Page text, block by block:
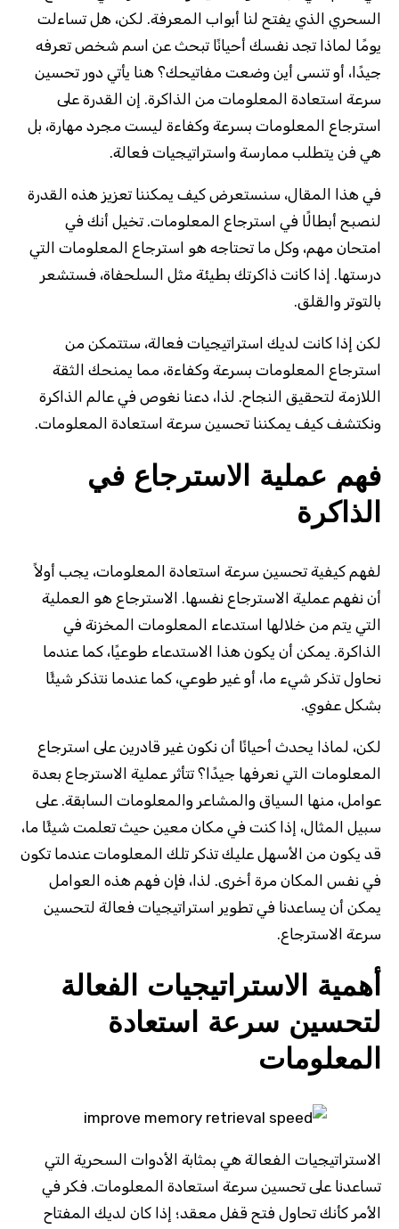
السحري الذي يفتح لنا أبواب المعرفة. لكن، هل تساءلت
يومًا لماذا تجد نفسك أحيانًا تبحث عن اسم شخص تعرفه
جيدًا، أو تنسى أين وضعت مفاتيحك؟ هنا يأتي دور تحسين
سرعة استعادة المعلومات من الذاكرة. إن القدرة على
استرجاع المعلومات بسرعة وكفاءة ليست مجرد مهارة، بل
هي فن يتطلب ممارسة واستراتيجيات فعالة.
في هذا المقال، سنستعرض كيف يمكننا تعزيز هذه القدرة
لنصبح أبطالًا في استرجاع المعلومات. تخيل أنك في
امتحان مهم، وكل ما تحتاجه هو استرجاع المعلومات التي
درستها. إذا كانت ذاكرتك بطيئة مثل السلحفاة، فستشعر
بالتوتر والقلق.
لكن إذا كانت لديك استراتيجيات فعالة، ستتمكن من
استرجاع المعلومات بسرعة وكفاءة، مما يمنحك الثقة
اللازمة لتحقيق النجاح. لذا، دعنا نغوص في عالم الذاكرة
ونكتشف كيف يمكننا تحسين سرعة استعادة المعلومات.
فهم عملية الاسترجاع في
الذاكرة
لفهم كيفية تحسين سرعة استعادة المعلومات، يجب أولاً
أن نفهم عملية الاسترجاع نفسها. الاسترجاع هو العملية
التي يتم من خلالها استدعاء المعلومات المخزنة في
الذاكرة. يمكن أن يكون هذا الاستدعاء طوعيًا، كما عندما
نحاول تذكر شيء ما، أو غير طوعي، كما عندما نتذكر شيئًا
بشكل عفوي.
لكن، لماذا يحدث أحيانًا أن نكون غير قادرين على استرجاع
المعلومات التي نعرفها جيدًا؟ تتأثر عملية الاسترجاع بعدة
عوامل، منها السياق والمشاعر والمعلومات السابقة. على
سبيل المثال، إذا كنت في مكان معين حيث تعلمت شيئًا ما،
قد يكون من الأسهل عليك تذكر تلك المعلومات عندما تكون
في نفس المكان مرة أخرى. لذا، فإن فهم هذه العوامل
يمكن أن يساعدنا في تطوير استراتيجيات فعالة لتحسين
سرعة الاسترجاع.
أهمية الاستراتيجيات الفعالة
لتحسين سرعة استعادة
المعلومات
الاستراتيجيات الفعالة هي بمثابة الأدوات السحرية التي
تساعدنا على تحسين سرعة استعادة المعلومات. فكر في
الأمر كأنك تحاول فتح قفل معقد؛ إذا كان لديك المفتاح